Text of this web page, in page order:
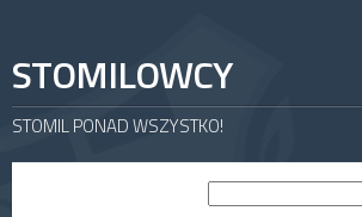
STOMILOWCY
STOMIL PONAD WSZYSTKO!